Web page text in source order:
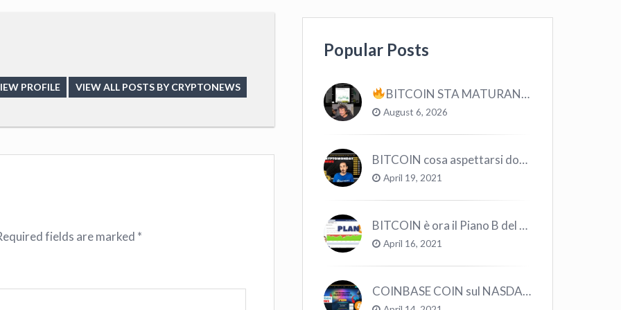
PROFILE VIEW ALL POSTS BY CRYPTONEWS
fields are marked *
Popular Posts
BITCOIN STA MATURANDO? #bitcoin #crypto #trading
August 6, 2026
BITCOIN cosa aspettarsi dopo il “Crollo”? – CryptoMonday NEWS w16/’21
April 19, 2021
BITCOIN è ora il Piano B del Mondo
April 16, 2021
COINBASE COIN sul NASDAQ e le CRYPTO volano!